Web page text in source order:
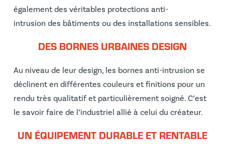
également des véritables protections anti-
intrusion des bâtiments ou des installations sensibles.
DES BORNES URBAINES DESIGN
Au niveau de leur design, les bornes anti-intrusion se
déclinent en différentes couleurs et finitions pour un
rendu très qualitatif et particulièrement soigné. C’est
le savoir faire de l’industriel allié à celui du créateur.
UN ÉQUIPEMENT DURABLE ET RENTABLE